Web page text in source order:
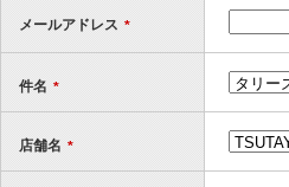
メールアドレス *
件名 *
店舗名 *